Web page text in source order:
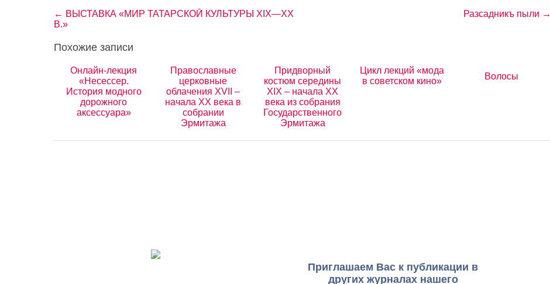
← ВЫСТАВКА «МИР ТАТАРСКОЙ КУЛЬТУРЫ ХIХ—ХХ
В.»
Разсадникъ пыли →
Похожие записи
Онлайн-лекция
«Несессер.
История модного
дорожного
аксессуара»
Православные
церковные
облачения XVII –
начала ХХ века в
собрании
Эрмитажа
Придворный
костюм середины
XIX – начала XX
века из собрания
Государственного
Эрмитажа
Цикл лекций «мода
в советском кино»
Волосы
Приглашаем Вас к публикации в
других журналах нашего